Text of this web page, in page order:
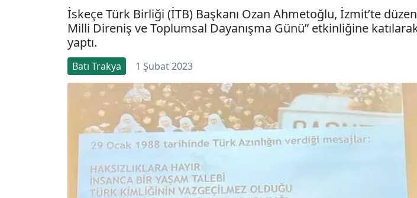
İskeçe Türk Birliği (İTB) Başkanı Ozan Ahmetoğlu, İzmit’te
Milli Direniş ve Toplumsal Dayanışma Günü” etkinliğine
yaptı.
Batı Trakya 1 Şubat 2023